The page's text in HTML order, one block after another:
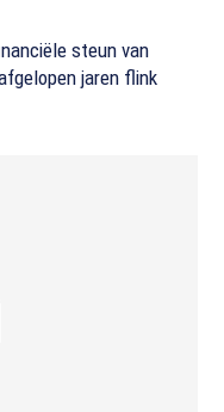
steun van
jaren flink